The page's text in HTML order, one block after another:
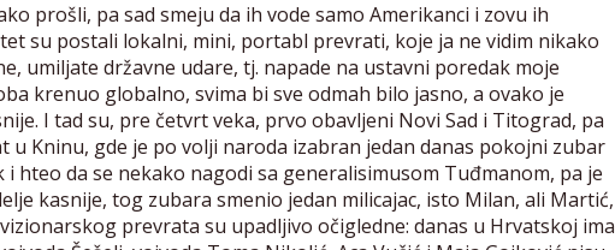
prošli, pa sad smeju da ih vode samo Amerikanci i zovu ih
su postali lokalni, mini, portabl prevrati, koje ja ne vidim nikako
umiljate državne udare, tj. napade na ustavni poredak moje
krenuo globalno, svima bi sve odmah bilo jasno, a ovako je
I tad su, pre četvrt veka, prvo obavljeni Novi Sad i Titograd, pa
u Kninu, gde je po volji naroda izabran jedan danas pokojni zubar
i hteo da se nekako nagodi sa generalisimusom Tuđmanom, pa je
kasnije, tog zubara smenio jedan milicajac, isto Milan, ali Martić,
prevrata su upadljivo očigledne: danas u Hrvatskoj ima